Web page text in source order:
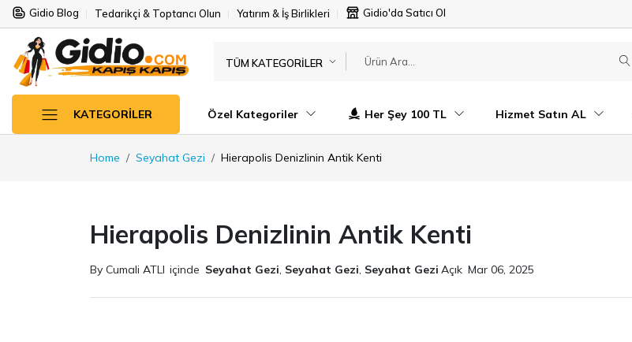
Gidio Blog Tedarikçi & Toptancı Olun Yatırım & İş Birlikleri Gidio'da Satıcı Ol
TÜM KATEGORILER
KATEGORILER Özel Kategoriler Her Şey 100 TL Hizmet Satın AL
Home Seyahat Gezi Hierapolis Denizlinin Antik Kenti
Hierapolis Denizlinin Antik Kenti
By Cumali ATLI içinde Seyahat Gezi Seyahat Gezi Seyahat Gezi Açık Mar 06, 2025